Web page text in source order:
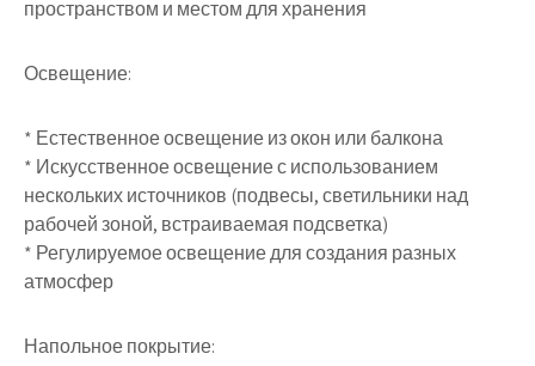
пространством и местом для хранения
Освещение:
* Естественное освещение из окон или балкона
* Искусственное освещение с использованием
нескольких источников (подвесы, светильники над
рабочей зоной, встраиваемая подсветка)
* Регулируемое освещение для создания разных
атмосфер
Напольное покрытие: